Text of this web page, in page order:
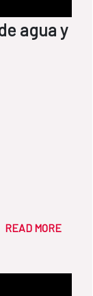
agua y
READ MORE